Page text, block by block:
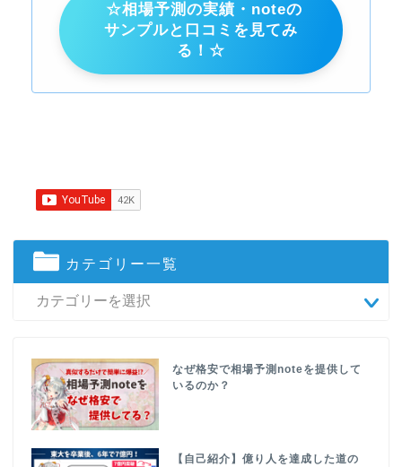
☆相場予測の実績・noteの
サンプルと口コミを見てみ
る！☆
カテゴリー一覧
なぜ格安で相場予測noteを提供して
いるのか？
【自己紹介】億り人を達成した道の